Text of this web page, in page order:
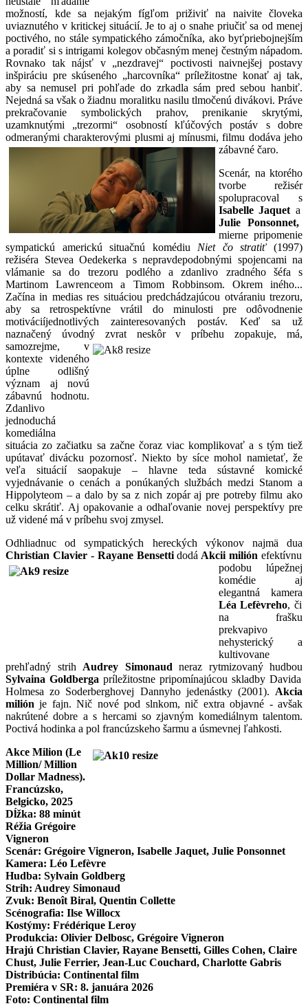
možností, kde sa nejakým fígľom priživiť na naivite človeka
uviaznutého v kritickej situácií. Je to aj o snahe priučiť sa od menej
poctivého, no stále sympatického zámočníka, ako byťpriebojnejším
a poradiť si s intrigami kolegov občasným menej čestným nápadom.
Rovnako tak nájsť v „nezdravej“ poctivosti naivnejšej postavy
inšpiráciu pre skúseného „harcovníka“ príležitostne konať aj tak,
aby sa nemusel pri pohľade do zrkadla sám pred sebou hanbiť.
Nejedná sa však o žiadnu moralitku nasilu tlmočenú divákovi. Práve
prekračovanie symbolických prahov, prenikanie skrytými,
uzamknutými „trezormi“ osobností kľúčových postáv s dobre
odmeranými charakterovými plusmi aj mínusmi, filmu dodáva jeho
zábavné čaro.
Scenár, na ktorého
tvorbe režisér
spolupracoval s
Isabelle Jaquet a
Julie Ponsonnet,
mierne pripomenie
sympatickú americkú situačnú komédiu Niet čo stratiť(1997)
režiséra Stevea Oedekerka s nepravdepodobnými spojencami na
vlámanie sa do trezoru podlého a zdanlivo zradného šéfa s
Martinom Lawrenceom a Timom Robbinsom. Okrem iného...
Začína in medias res situáciou predchádzajúcou otváraniu trezoru,
aby sa retrospektívne vrátil do minulosti pre odôvodnenie
motiváciíjednotlivých zainteresovaných postáv. Keď sa už
naznačený úvodný zvrat neskôr v príbehu zopakuje, má,
samozrejme, v
kontexte videného
úplne odlišný
význam aj novú
zábavnú hodnotu.
Zdanlivo
jednoduchá
komediálna
situácia zo začiatku sa začne čoraz viac komplikovať a s tým tiež
upútavať divácku pozornosť. Niekto by síce mohol namietať, že
veľa situácií saopakuje – hlavne teda sústavné komické
vyjednávanie o cenách a ponúkaných službách medzi Stanom a
Hippolyteom – a dalo by sa z nich zopár aj pre potreby filmu ako
celku skrátiť. Aj opakovanie a odhaľovanie novej perspektívy pre
už videné má v príbehu svoj zmysel.
Odhliadnuc od sympatických hereckých výkonov najmä dua
Christian Clavier - Rayane Bensettidodá Akcii milión efektívnu
podobu lúpežnej
komédie aj
elegantná kamera
Léa Lefèvreho, či
na frašku
prekvapivo
nehysterický a
kultivovane
prehľadný strih Audrey Simonaud neraz rytmizovaný hudbou
Sylvaina Goldberga príležitostne pripomínajúcou skladby Davida
Holmesa zo Soderberghovej Dannyho jedenástky (2001). Akcia
milión je fajn. Nič nové pod slnkom, nič extra objavné - avšak
nakrútené dobre a s hercami so zjavným komediálnym talentom.
Poctivá hodinka a pol francúzskeho šarmu a úsmevnej ľahkosti.
Akce Milion (Le
Million/ Million
Dollar Madness).
Francúzsko,
Belgicko, 2025
Dĺžka: 88 minút
Réžia Grégoire
Vigneron
Scenár: Grégoire Vigneron, Isabelle Jaquet, Julie Ponsonnet
Kamera: Léo Lefèvre
Hudba: Sylvain Goldberg
Strih: Audrey Simonaud
Zvuk: Benoît Biral, Quentin Collette
Scénografia: Ilse Willocx
Kostýmy: Frédérique Leroy
Produkcia: Olivier Delbosc, Grégoire Vigneron
Hrajú Christian Clavier, Rayane Bensetti, Gilles Cohen, Claire
Chust, Julie Ferrier, Jean-Luc Couchard, Charlotte Gabris
Distribúcia: Continental film
Premiéra v SR: 8. januára 2026
Foto: Continental film